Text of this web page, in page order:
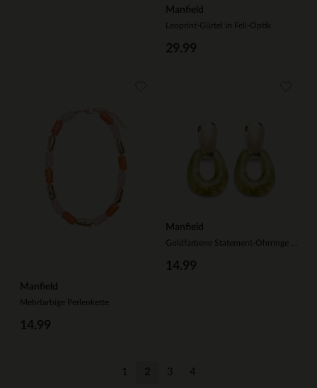
Manfield
Leoprint-Gürtel in Fell-Optik
29.99
Manfield
Mehrfarbige Perlenkette
14.99
Manfield
14.99
1 2 3 4